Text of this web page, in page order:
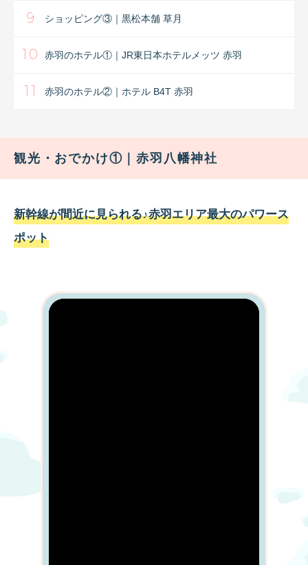
9 ショッピング③｜黒松本舗 草月
10 赤羽のホテル①｜JR東日本ホテルメッツ 赤羽
11 赤羽のホテル②｜ホテル B4T 赤羽
観光・おでかけ①｜赤羽八幡神社
新幹線が間近に見られる♪赤羽エリア最大のパワース
ポット